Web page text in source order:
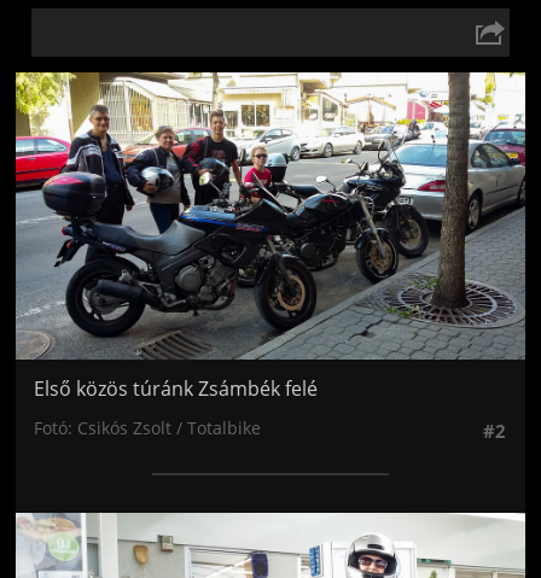
Jön még kép!
Első közös túránk Zsámbék felé
Fotó: Csikós Zsolt / Totalbike #2
Jön még kép!